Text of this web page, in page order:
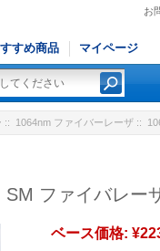
お
すめ商品 マイページ
:: 1064nm ファイバーレーザ ::
SM ファイバレー
ベース価格: